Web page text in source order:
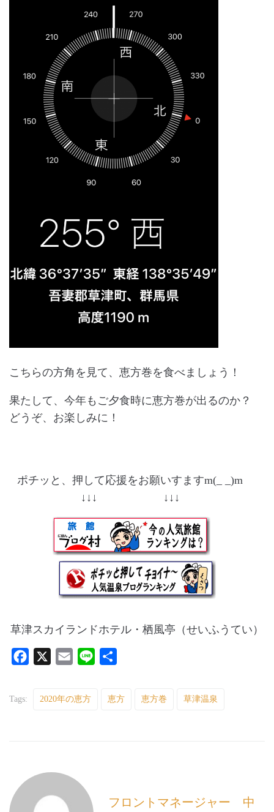
こちらの方角を見て、恵方巻を食べましょう！
果たして、今年もご夕食時に恵方巻が出るのか？
どうぞ、お楽しみに！
ポチッと、押して応援をお願いすますm(_ _)m
↓↓↓ ↓↓↓
草津スカイランドホテル・栖風亭（せいふうてい）
k
Tags: 2020年の恵方 恵方 恵方巻 草津温泉
フロントマネージャー 中